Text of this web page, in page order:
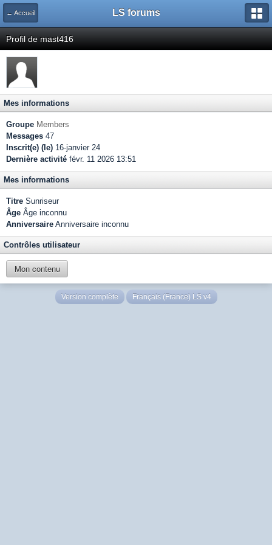
← Accueil LS forums
Profil de mast416
Mes informations
Groupe Members
Messages 47
Inscrit(e) (le) 16-janvier 24
Dernière activité févr. 11 2026 13:51
Mes informations
Titre Sunriseur
Âge Âge inconnu
Anniversaire Anniversaire inconnu
Contrôles utilisateur
Mon contenu
Version complète Français (France) LS v4